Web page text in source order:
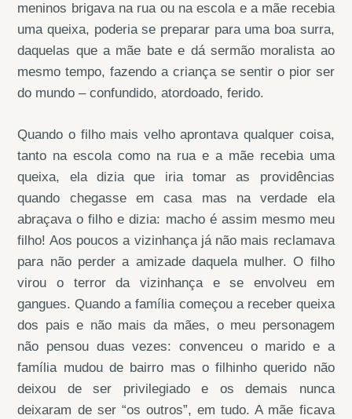
meninos brigava na rua ou na escola e a mãe recebia
uma queixa, poderia se preparar para uma boa surra,
daquelas que a mãe bate e dá sermão moralista ao
mesmo tempo, fazendo a criança se sentir o pior ser
do mundo – confundido, atordoado, ferido.
Quando o filho mais velho aprontava qualquer coisa,
tanto na escola como na rua e a mãe recebia uma
queixa, ela dizia que iria tomar as providências
quando chegasse em casa mas na verdade ela
abraçava o filho e dizia: macho é assim mesmo meu
filho! Aos poucos a vizinhança já não mais reclamava
para não perder a amizade daquela mulher. O filho
virou o terror da vizinhança e se envolveu em
gangues. Quando a família começou a receber queixa
dos pais e não mais da mães, o meu personagem
não pensou duas vezes: convenceu o marido e a
família mudou de bairro mas o filhinho querido não
deixou de ser privilegiado e os demais nunca
deixaram de ser “os outros”, em tudo. A mãe ficava